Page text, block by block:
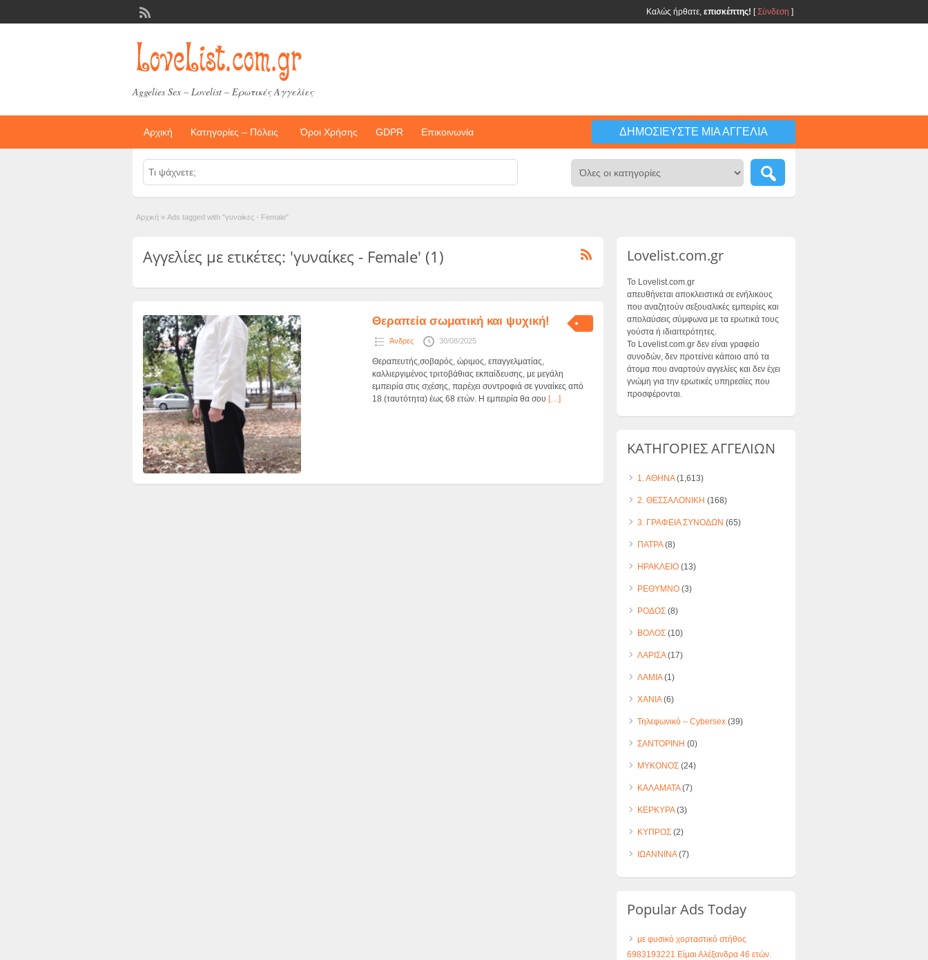
Καλώς ήρθατε, επισκέπτης! [Σύνδεση ]
Aggelies Sex – Lovelist – Ερωτικές Αγγελίες
Αρχική Κατηγορίες – Πόλεις Όροι Χρήσης GDPR Επικοινωνία ΔΗΜΟΣΙΕΎΣΤΕ ΜΙΑ ΑΓΓΕΛΊΑ
Αρχική » Ads tagged with "γυναίκες - Female"
Αγγελίες με ετικέτες: 'γυναίκες - Female' (1)
Θεραπεία σωματική και ψυχική!
Άνδρες 30/08/2025
Θεραπευτής,σοβαρός, ώριμος, επαγγελματίας,
καλλιεργιμένος τριτοβάθιας εκπαίδευσης, με μεγάλη
εμπειρία στις σχέσης, παρέχει συντροφιά σε γυναίκες από
18 (ταυτότητα) έως 68 ετών. Η εμπειρία θα σου […]
Lovelist.com.gr
Το Lovelist.com.gr
απευθήνεται αποκλειστικά σε ενήλικους
που αναζητούν σεξουαλικές εμπειρίες και
απολαύσεις σύμφωνα με τα ερωτικά τους
γούστα ή ιδιαιτερότητες.
Το Lovelist.com.gr δεν είναι γραφείο
συνοδών, δεν προτείνει κάποιο από τα
άτομα που αναρτούν αγγελίες και δεν έχει
γνώμη για την ερωτικές υπηρεσίες που
προσφέρονται.
ΚΑΤΗΓΟΡΙΕΣ ΑΓΓΕΛΙΩΝ
1. ΑΘΗΝΑ(1,613)
2. ΘΕΣΣΑΛΟΝΙΚΗ (168)
3. ΓΡΑΦΕΙΑ ΣΥΝΟΔΩΝ (65)
ΠΑΤΡΑ(8)
ΗΡΑΚΛΕΙΟ(13)
ΡΕΘΥΜΝΟ(3)
ΡΟΔΟΣ(8)
ΒΟΛΟΣ(10)
ΛΑΡΙΣΑ(17)
ΛΑΜΙΑ(1)
ΧΑΝΙΑ(6)
Τηλεφωνικό – Cybersex(39)
ΣΑΝΤΟΡΙΝΗ (0)
ΜΥΚΟΝΟΣ(24)
ΚΑΛΑΜΑΤΑ(7)
ΚΕΡΚΥΡΑ(3)
ΚΥΠΡΟΣ(2)
ΙΩΑΝΝΙΝΑ(7)
Popular Ads Today
με φυσικό χορταστικό στήθος
6983193221 Είμαι Αλέξανδρα 46 ετών.